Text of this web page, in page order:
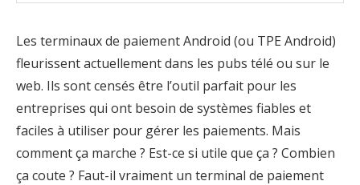
Les terminaux de paiement Android (ou TPE Android)
fleurissent actuellement dans les pubs télé ou sur le
web. Ils sont censés être l’outil parfait pour les
entreprises qui ont besoin de systèmes fiables et
faciles à utiliser pour gérer les paiements. Mais
comment ça marche ? Est-ce si utile que ça ? Combien
ça coute ? Faut-il vraiment un terminal de paiement